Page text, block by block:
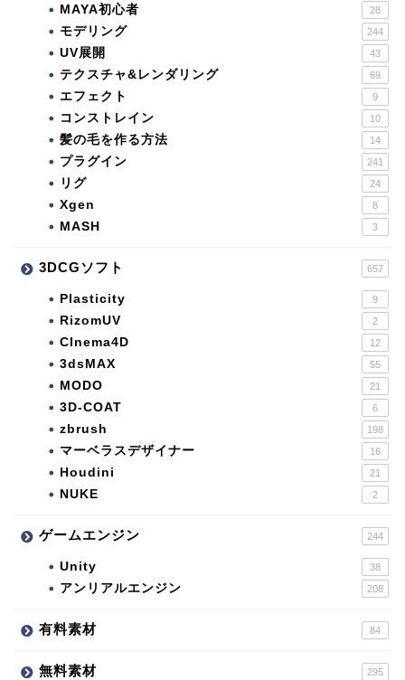
MAYA初心者 28
モデリング 244
UV展開 43
テクスチャ&レンダリング 69
エフェクト 9
コンストレイン 10
髪の毛を作る方法 14
プラグイン 241
リグ 24
Xgen 8
MASH 3
3DCGソフト 657
Plasticity 9
RizomUV 2
CInema4D 12
3dsMAX 55
MODO 21
3D-COAT 6
zbrush 198
マーベラスデザイナー 16
Houdini 21
NUKE 2
ゲームエンジン 244
Unity 38
アンリアルエンジン 208
有料素材 84
無料素材 295